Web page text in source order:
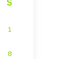
S
1
8